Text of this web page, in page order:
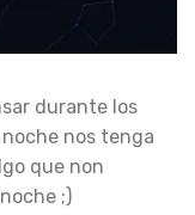
durante los
nos tenga
que non
;)